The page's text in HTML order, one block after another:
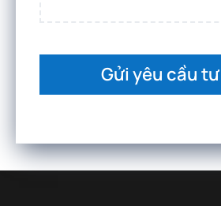
Gửi yêu cầu